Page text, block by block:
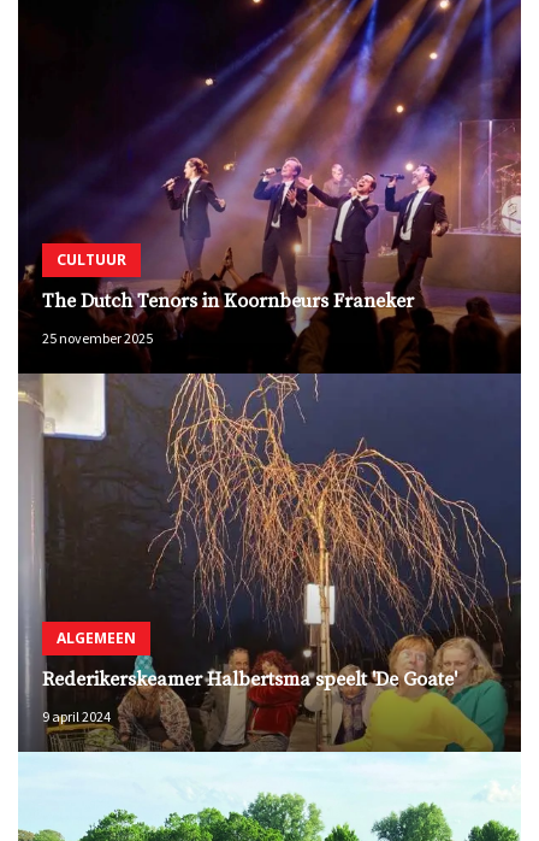
CULTUUR
The Dutch Tenors in Koornbeurs Franeker
25 november 2025
ALGEMEEN
Rederikerskeamer Halbertsma speelt 'De Goate'
9 april 2024